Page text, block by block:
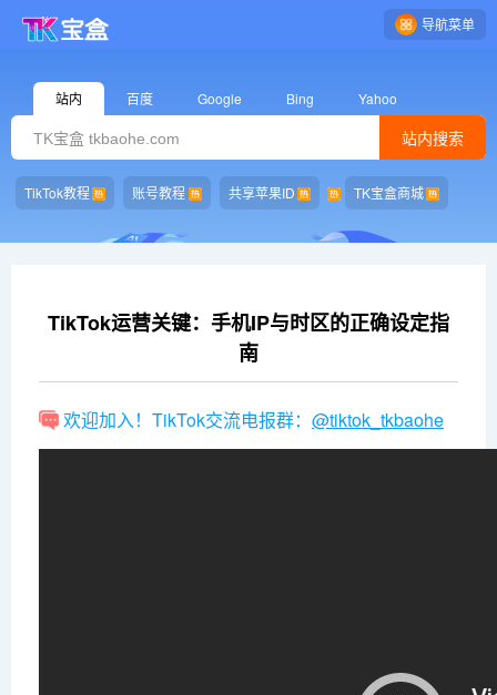
导航菜单
站内 百度 Google Bing Yahoo
站内搜索
TikTok教程 账号教程 共享苹果ID TK宝盒商城
TikTok运营关键：手机IP与时区的正确设定指
南
欢迎加入！TikTok交流电报群： @tiktok_tkbaohe